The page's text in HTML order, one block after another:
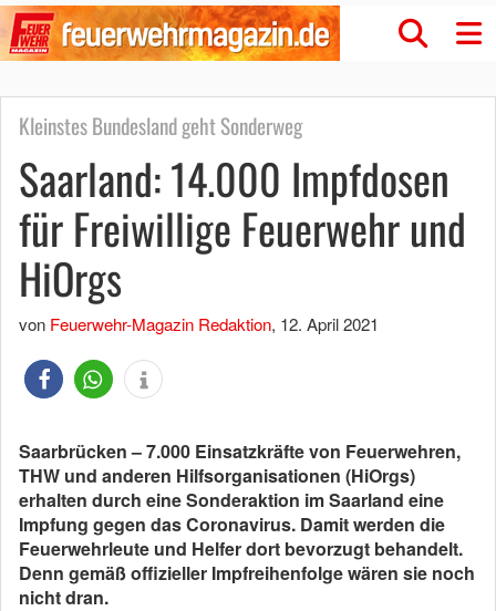
Kleinstes Bundesland geht Sonderweg
Saarland: 14.000 Impfdosen
für Freiwillige Feuerwehr und
HiOrgs
von Feuerwehr-Magazin Redaktion, 12. April 2021
Saarbrücken – 7.000 Einsatzkräfte von Feuerwehren,
THW und anderen Hilfsorganisationen (HiOrgs)
erhalten durch eine Sonderaktion im Saarland eine
Impfung gegen das Coronavirus. Damit werden die
Feuerwehrleute und Helfer dort bevorzugt behandelt.
Denn gemäß offizieller Impfreihenfolge wären sie noch
nicht dran.